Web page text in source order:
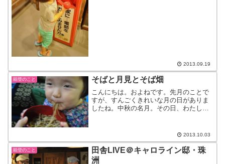
2013.09.19
能登のこと そばと月見とそば畑
こんにちは。およねです。先月のことで
すが、すんごくきれいな月の日がありま
したね。中秋の名月。その日、わたした
べるという、何ともステキな会へ行って
きました。狼煙でとれたお...
2013.10.03
能登のこと
田舎LIVE＠キャロライン邸・珠
洲